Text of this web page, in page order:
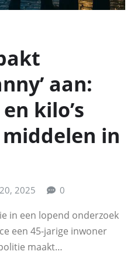
aan:
kilo’s
in
2025 0
in een lopend onderzoek
een 45-jarige inwoner
maakt…